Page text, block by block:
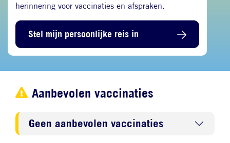
herinnering voor vaccinaties en afspraken.
Stel mijn persoonlijke reis in
Aanbevolen vaccinaties
Geen aanbevolen vaccinaties